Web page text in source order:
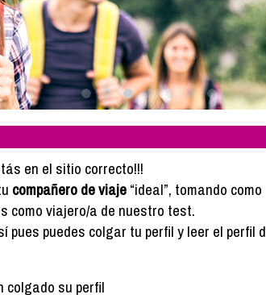
en el sitio correcto!!!
compañero de viaje“ideal”, tomando como
como viajero/a de nuestro test.
puedes colgar tu perfil y leer el perfil
colgado su perfil